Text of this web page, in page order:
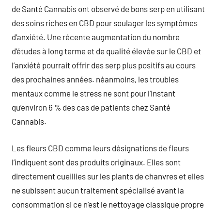
de Santé Cannabis ont observé de bons serp en utilisant
des soins riches en CBD pour soulager les symptômes
d’anxiété. Une récente augmentation du nombre
d’études à long terme et de qualité élevée sur le CBD et
l’anxiété pourrait offrir des serp plus positifs au cours
des prochaines années. néanmoins, les troubles
mentaux comme le stress ne sont pour l’instant
qu’environ 6 % des cas de patients chez Santé
Cannabis.
Les fleurs CBD comme leurs désignations de fleurs
l’indiquent sont des produits originaux. Elles sont
directement cueillies sur les plants de chanvres et elles
ne subissent aucun traitement spécialisé avant la
consommation si ce n’est le nettoyage classique propre